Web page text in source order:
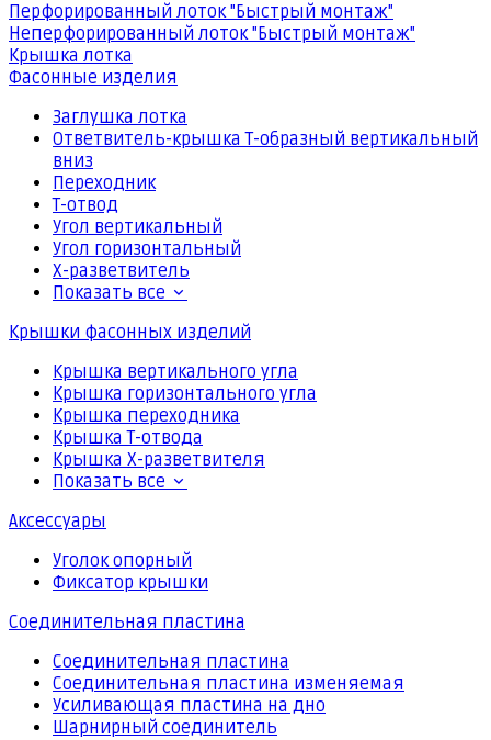
Перфорированный лоток "Быстрый монтаж"
Неперфорированный лоток "Быстрый монтаж"
Крышка лотка
Фасонные изделия
Заглушка лотка
Ответвитель-крышка Т-образный вертикальный
вниз
Переходник
Т-отвод
Угол вертикальный
Угол горизонтальный
Х-разветвитель
Показать все
Крышки фасонных изделий
Крышка вертикального угла
Крышка горизонтального угла
Крышка переходника
Крышка Т-отвода
Крышка Х-разветвителя
Показать все
Аксессуары
Уголок опорный
Фиксатор крышки
Соединительная пластина
Соединительная пластина
Соединительная пластина изменяемая
Усиливающая пластина на дно
Шарнирный соединитель